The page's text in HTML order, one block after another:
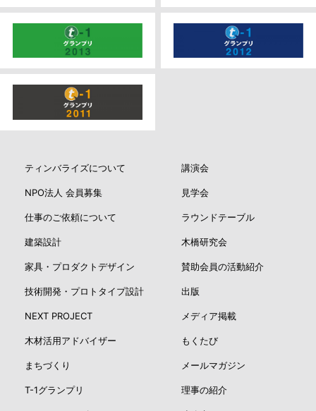
ティンバライズについて
NPO法人 会員募集
仕事のご依頼について
建築設計
家具・プロダクトデザイン
技術開発・プロトタイプ設計
NEXT PROJECT
木材活用アドバイザー
まちづくり
T-1グランプリ
講演会
見学会
ラウンドテーブル
木橋研究会
賛助会員の活動紹介
出版
メディア掲載
もくたび
メールマガジン
理事の紹介